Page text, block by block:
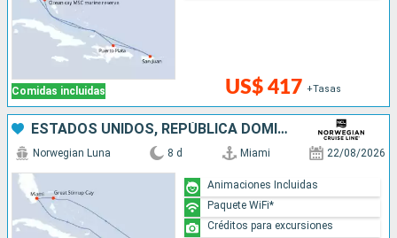
Comidas incluidas US$ 417 +Tasas
ESTADOS UNIDOS, REPÚBLICA DOMINICANA, BAHAMAS
Norwegian Luna 8 d Miami 22/08/2026
Animaciones Incluidas
Paquete WiFi*
Créditos para excursiones